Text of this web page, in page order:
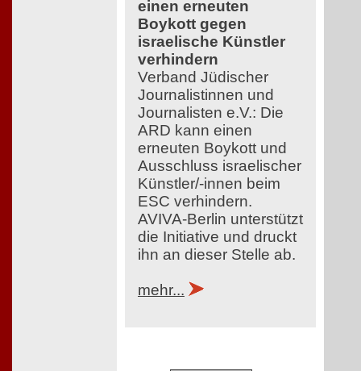
einen erneuten
Boykott gegen
israelische Künstler
verhindern
Verband Jüdischer
Journalistinnen und
Journalisten e.V.: Die
ARD kann einen
erneuten Boykott und
Ausschluss israelischer
Künstler/-innen beim
ESC verhindern.
AVIVA-Berlin unterstützt
die Initiative und druckt
ihn an dieser Stelle ab.
mehr...